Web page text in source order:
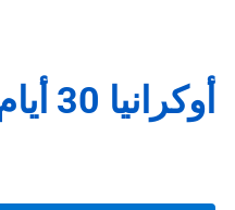
أوكرانيا 30 أيام 8غيغابايت